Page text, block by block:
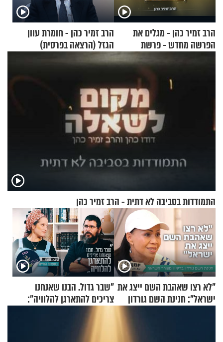
הרב זמיר כהן - מגלים את
הפרשה מחדש - פרשת
הרב זמיר כהן - חומרת עוון
הגזל (הרצאה בפרסית)
התמודדות בסביבה לא דתית - הרב זמיר כהן
"לא רצו שאהבת השם ייצג את
ישראל": חנינת השם גורדון
"שבר גדול. הבנו שאנחנו
צריכים להתארגן להלוויה":
זוגיות במבחן, הפעם עם מרים
וגד דנינו